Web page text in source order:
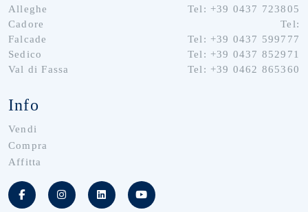
Alleghe
Tel: +39 0437 723805
Cadore
Tel:
Falcade
Tel: +39 0437 599777
Sedico
Tel: +39 0437 852971
Val di Fassa
Tel: +39 0462 865360
Info
Vendi
Compra
Affitta